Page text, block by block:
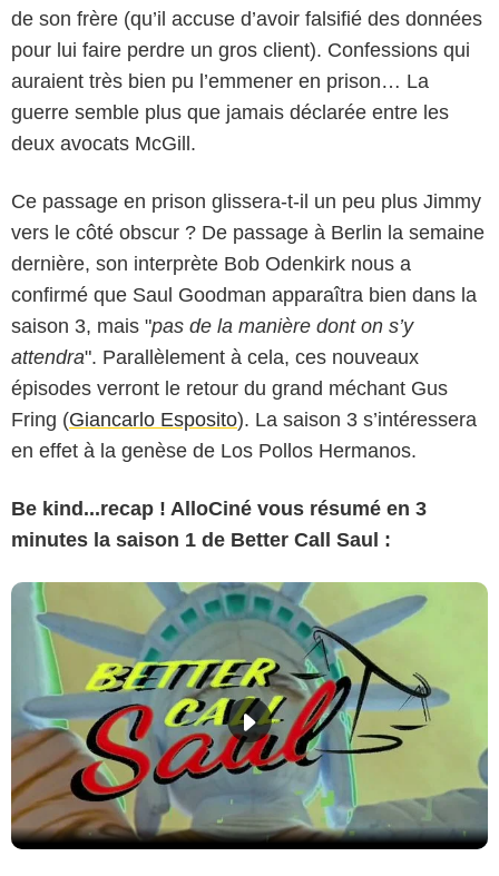
de son frère (qu’il accuse d’avoir falsifié des données
pour lui faire perdre un gros client). Confessions qui
auraient très bien pu l’emmener en prison… La
guerre semble plus que jamais déclarée entre les
deux avocats McGill.
Ce passage en prison glissera-t-il un peu plus Jimmy
vers le côté obscur ? De passage à Berlin la semaine
dernière, son interprète Bob Odenkirk nous a
confirmé que Saul Goodman apparaîtra bien dans la
saison 3, mais "pas de la manière dont on s’y
attendra". Parallèlement à cela, ces nouveaux
épisodes verront le retour du grand méchant Gus
Fring (Giancarlo Esposito). La saison 3 s’intéressera
en effet à la genèse de Los Pollos Hermanos.
Be kind...recap ! AlloCiné vous résumé en 3
minutes la saison 1 de Better Call Saul :